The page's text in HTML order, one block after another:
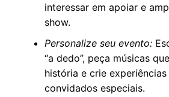
interessar em apoiar e
show.
Personalize seu evento:
“a dedo”, peça músicas
história e crie experiências
convidados especiais.